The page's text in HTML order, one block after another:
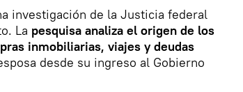
investigación de la Justicia federal
La pesquisa analiza el origen de los
inmobiliarias, viajes y deudas
desde su ingreso al Gobierno